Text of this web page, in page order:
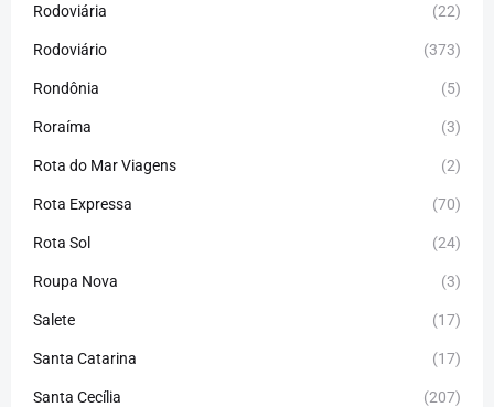
Rodoviária (22)
Rodoviário (373)
Rondônia (5)
Roraíma (3)
Rota do Mar Viagens (2)
Rota Expressa (70)
Rota Sol (24)
Roupa Nova (3)
Salete (17)
Santa Catarina (17)
Santa Cecília (207)